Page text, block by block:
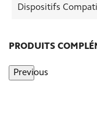
Dispositifs
PRODUITS
Previous